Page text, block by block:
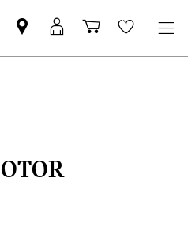
Znajdź
Partnera
Logowanie
MyMini
KoszykWishlist